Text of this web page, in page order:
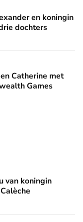
Máxima leren
en koningin
dochters
hele gezin bij
Catherine met
Games
de
van koningin